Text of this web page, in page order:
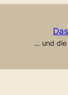
… und die